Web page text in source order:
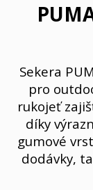
Sekera
pro
rukojeť
díky
gumové
dodávky,